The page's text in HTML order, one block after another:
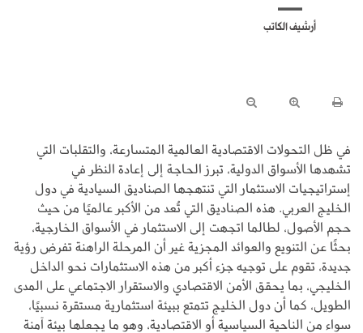
أرشيف الكاتب
في ظل التحولات الاقتصادية العالمية المتسارعة، والتقلبات التي
تشهدها الأسواق الدولية، تبرز الحاجة إلى إعادة النظر في
إستراتيجيات الاستثمار التي تنتهجها الصناديق السيادية في دول
الخليج العربي. هذه الصناديق التي تُعد من الأكبر عالميًا من حيث
حجم الأصول، لطالما اتجهت إلى الاستثمار في الأسواق الخارجية،
بحثًا عن التنويع والعوائد المجزية غير أن المرحلة الراهنة تفرض رؤية
جديدة، تقوم على توجيه جزء أكبر من هذه الاستثمارات نحو الداخل
الخليجي، بما يحقق الأمن الاقتصادي والاستقرار الاجتماعي على المدى
الطويل، كما أن دول الخليج تتمتع ببيئة استثمارية مستقرة نسبيًا،
سواء من الناحية السياسية أو الاقتصادية، وهو ما يجعلها بيئة آمنة